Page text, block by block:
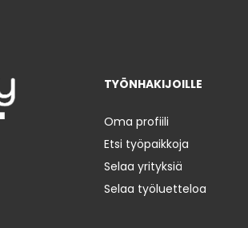
TYÖNHAKIJOILLE
Oma profiili
Etsi työpaikkoja
Selaa yrityksiä
Selaa työluetteloa